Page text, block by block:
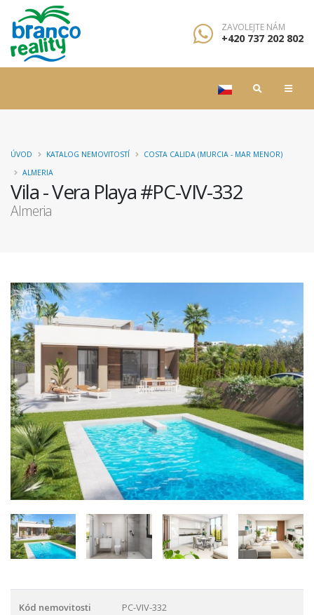
ZAVOLEJTE NÁM
+420 737 202 802
Vila - Vera Playa #PC-VIV-332
Almeria
ÚVOD KATALOG NEMOVITOSTÍ
COSTA CALIDA (MURCIA - MAR MENOR)
ALMERIA
Kód nemovitosti PC-VIV-332